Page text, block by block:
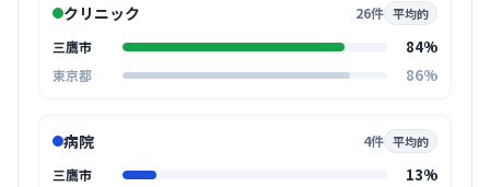
クリニック 26件 平均的
三鷹市 84%
東京都 86%
病院 4件 平均的
三鷹市 13%